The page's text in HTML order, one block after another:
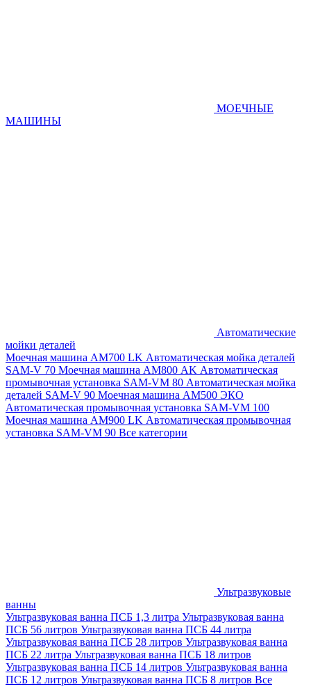
МОЕЧНЫЕ
МАШИНЫ
Автоматические
мойки деталей
Моечная машина AM700 LK Автоматическая мойка деталей
SAM-V 70 Моечная машина АМ800 AK Автоматическая
промывочная установка SAM-VM 80 Автоматическая мойка
деталей SAM-V 90 Моечная машина АМ500 ЭКО
Автоматическая промывочная установка SAM-VM 100
Моечная машина AM900 LK Автоматическая промывочная
установка SAM-VM 90 Все категории
Ультразвуковые
ванны
Ультразвуковая ванна ПСБ 1,3 литра Ультразвуковая ванна
ПСБ 56 литров Ультразвуковая ванна ПСБ 44 литра
Ультразвуковая ванна ПСБ 28 литров Ультразвуковая ванна
ПСБ 22 литра Ультразвуковая ванна ПСБ 18 литров
Ультразвуковая ванна ПСБ 14 литров Ультразвуковая ванна
ПСБ 12 литров Ультразвуковая ванна ПСБ 8 литров Все